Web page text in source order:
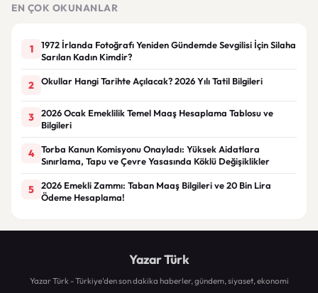
EN ÇOK OKUNANLAR
1
1972 İrlanda Fotoğrafı Yeniden Gündemde Sevgilisi İçin Silaha
Sarılan Kadın Kimdir?
2 Okullar Hangi Tarihte Açılacak? 2026 Yılı Tatil Bilgileri
3
2026 Ocak Emeklilik Temel Maaş Hesaplama Tablosu ve
Bilgileri
4
Torba Kanun Komisyonu Onayladı: Yüksek Aidatlara
Sınırlama, Tapu ve Çevre Yasasında Köklü Değişiklikler
5
2026 Emekli Zammı: Taban Maaş Bilgileri ve 20 Bin Lira
Ödeme Hesaplama!
Yazar Türk
Yazar Türk - Türkiye'den son dakika haberler, gündem, siyaset, ekonomi